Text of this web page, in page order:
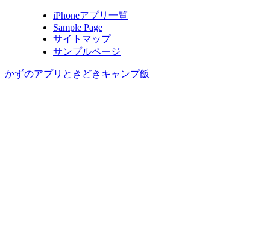
iPhoneアプリ一覧
Sample Page
サイトマップ
サンプルページ
かずのアプリときどきキャンプ飯